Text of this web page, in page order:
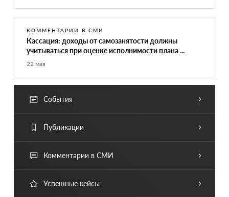
КОММЕНТАРИИ В СМИ
Кассация: доходы от самозанятости должны
учитываться при оценке исполнимости плана ...
22 мая
События
Публикации
Комментарии в СМИ
Успешные кейсы